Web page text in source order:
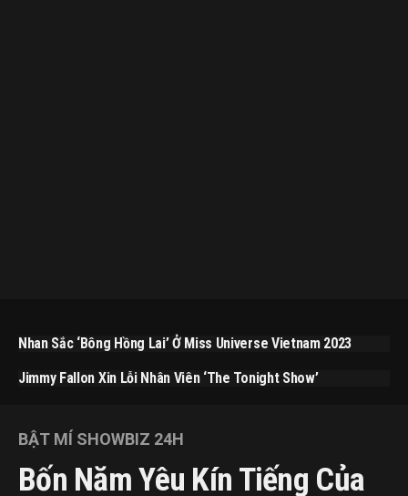
Nhan Sắc ‘bông Hồng Lai’ Ở Miss Universe Vietnam 2023
Jimmy Fallon Xin Lỗi Nhân Viên ‘The Tonight Show’
BẬT MÍ SHOWBIZ 24H
Bốn Năm Yêu Kín Tiếng Của